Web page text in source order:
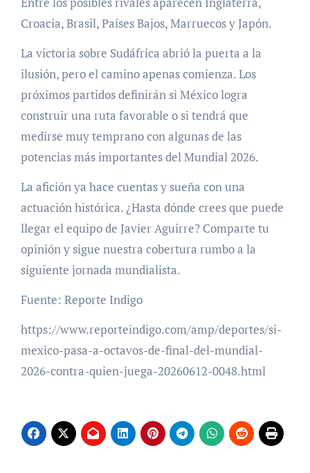
Croacia, Brasil, Países Bajos, Marruecos y Japón.
La victoria sobre Sudáfrica abrió la puerta a la
ilusión, pero el camino apenas comienza. Los
próximos partidos definirán si México logra
construir una ruta favorable o si tendrá que
medirse muy temprano con algunas de las
potencias más importantes del Mundial 2026.
La afición ya hace cuentas y sueña con una
actuación histórica. ¿Hasta dónde crees que puede
llegar el equipo de Javier Aguirre? Comparte tu
opinión y sigue nuestra cobertura rumbo a la
siguiente jornada mundialista.
Fuente: Reporte Indigo
https://www.reporteindigo.com/amp/deportes/si-
mexico-pasa-a-octavos-de-final-del-mundial-
2026-contra-quien-juega-20260612-0048.html